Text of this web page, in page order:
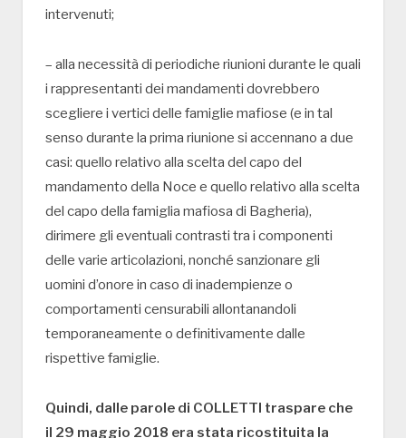
intervenuti;
– alla necessità di periodiche riunioni durante le quali
i rappresentanti dei mandamenti dovrebbero
scegliere i vertici delle famiglie mafiose (e in tal
senso durante la prima riunione si accennano a due
casi: quello relativo alla scelta del capo del
mandamento della Noce e quello relativo alla scelta
del capo della famiglia mafiosa di Bagheria),
dirimere gli eventuali contrasti tra i componenti
delle varie articolazioni, nonché sanzionare gli
uomini d’onore in caso di inadempienze o
comportamenti censurabili allontanandoli
temporaneamente o definitivamente dalle
rispettive famiglie.
Quindi, dalle parole di COLLETTI traspare che
il 29 maggio 2018 era stata ricostituita la